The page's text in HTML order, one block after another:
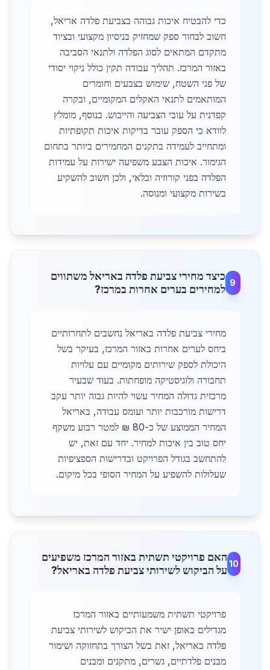
כדי להבטיח איכות גבוהה בצביעת פלדה אריאל,
חשוב לבחור ספק שמחזיק בניסיון מקצועי ובציוד
מתקדם המתאים לסוג הפלדה ולתנאי הסביבה
באזור המרכז. תהליך עבודה תקין כולל ניקוי יסודי
של פני השטח, שימוש בצבעים וחומרים
המותאמים לתנאי האקלים המקומיים, ובקרה
קפדנית על עובי הצביעה והייבוש. בנוסף, מומלץ
לוודא כי הספק עובר בדיקות איכות תקופתיות
ומתחייב לעמידה בתקנים המחמירים ביותר בתחום
הגימור. איכות הצבע משפיעה ישירות על עמידות
הפלדה בפני קורוזיה ובלאי, ולכן חשוב להשקיע
בשירות מקצועי ומנוסה.
9
כיצד מחירי צביעת פלדה באריאל משתווים
למחירים בערים אחרות במרכז?
מחירי צביעת פלדה באריאל נחשבים לתחרותיים
ביחס לערים אחרות באזור המרכז, בעיקר בשל
היכולת לספק שירותים מקומיים עם עלויות
תחבורה ולוגיסטיקה מופחתות. בעוד שבעיר
מרכזית גדולה המחיר עשוי להיות גבוה יותר עקב
דרישות מורכבות יותר ועומס עבודה, באריאל
המחיר הממוצע של כ-80 ₪ למטר רבוע משקף
יחס טוב בין איכות למחיר. יחד עם זאת, יש
להתחשב בגודל הפרויקט ובדרישות הספציפיות
שעלולות להשפיע על המחיר הסופי בכל מיקום.
10
האם פרויקטי תשתית באזור המרכז משפיעים
על הביקוש לשירותי צביעת פלדה באריאל?
פרויקטי תשתית משמעותיים באזור המרכז
מגדילים באופן ישיר את הביקוש לשירותי צביעת
פלדה באריאל, זאת בשל הצורך בתחזוקה ושימור
מבנים פלדתיים, גשרים, מתקנים ומבנים